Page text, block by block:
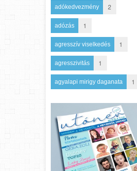
adókedvezmény 2
adózás 1
agresszív viselkedés 1
agresszivitás 1
agyalapi mirigy daganata 1